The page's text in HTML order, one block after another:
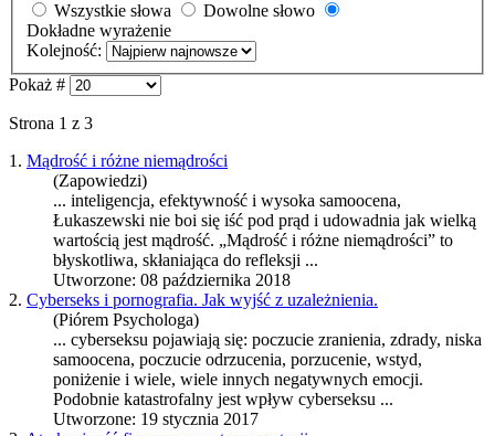
Wszystkie słowa
Dowolne słowo
Dokładne wyrażenie
Kolejność:
Pokaż #
Strona 1 z 3
1. Mądrość i różne niemądrości
(Zapowiedzi)
... inteligencja, efektywność i wysoka samoocena,
Łukaszewski nie boi się iść pod prąd i udowadnia jak wielką
wartością jest mądrość. „Mądrość i różne niemądrości” to
błyskotliwa, skłaniająca do refleksji ...
Utworzone: 08 października 2018
2. Cyberseks i pornografia. Jak wyjść z uzależnienia.
(Piórem Psychologa)
... cyberseksu pojawiają się: poczucie zranienia, zdrady, niska
samoocena, poczucie odrzucenia, porzucenie, wstyd,
poniżenie i wiele, wiele innych negatywnych emocji.
Podobnie katastrofalny jest wpływ cyberseksu ...
Utworzone: 19 stycznia 2017